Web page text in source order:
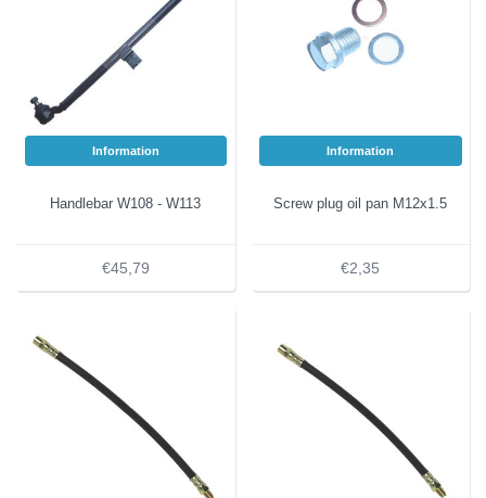
Information
Handlebar W108 - W113
€45,79
Information
Screw plug oil pan M12x1.5
€2,35